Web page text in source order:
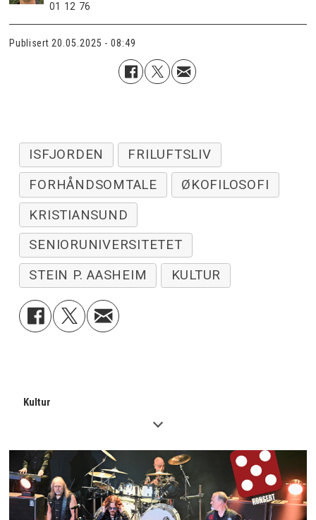
01 12 76
Publisert 20.05.2025 - 08:49
ISFJORDEN
FRILUFTSLIV
FORHÅNDSOMTALE
ØKOFILOSOFI
KRISTIANSUND
SENIORUNIVERSITETET
STEIN P. AASHEIM
KULTUR
Kultur